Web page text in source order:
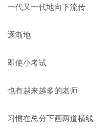
一代又一代地向下流传
逐渐地
即使小考试
也有越来越多的老师
习惯在总分下画两道横线